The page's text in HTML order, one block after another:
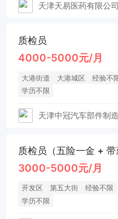
天津天易医药有限公司
质检员
4000-5000元/月
大港街道 大港城区
经验不
学历不限
天津中冠汽车部件制
3000-5000元/月
开发区 第五大街
经验不限
学历不限